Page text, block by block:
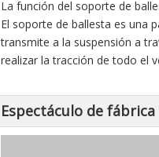
La función del soporte de
El soporte de ballesta es una
transmite a la suspensión a
realizar la tracción de todo el
Espectáculo de fábrica